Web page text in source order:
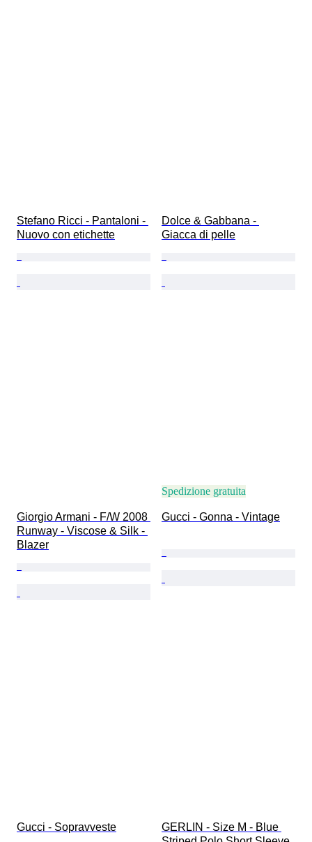
Stefano Ricci - Pantaloni -
Nuovo con etichette
Dolce & Gabbana -
Giacca di pelle
Giorgio Armani - F/W 2008
Runway - Viscose & Silk -
Blazer
Spedizione gratuita
Gucci - Gonna - Vintage
Gucci - Sopravveste
GERLIN - Size M - Blue